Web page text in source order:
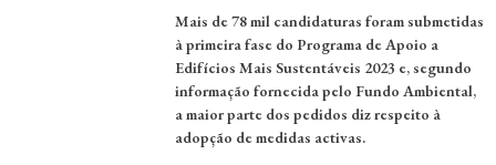
Mais de 78 mil candidaturas foram submetidas
à primeira fase do Programa de Apoio a
Edifícios Mais Sustentáveis 2023 e, segundo
informação fornecida pelo Fundo Ambiental,
a maior parte dos pedidos diz respeito à
adopção de medidas activas.